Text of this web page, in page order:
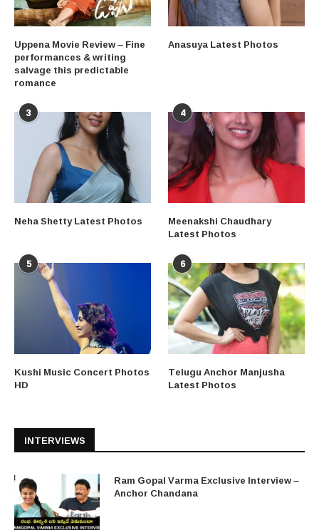
Uppena Movie Review – Fine
performances & writing
salvage this predictable
romance
Anasuya Latest Photos
3
Neha Shetty Latest Photos
4
Meenakshi Chaudhary
Latest Photos
5
Kushi Music Concert Photos
HD
6
Telugu Anchor Manjusha
Latest Photos
INTERVIEWS
Ram Gopal Varma Exclusive Interview –
Anchor Chandana